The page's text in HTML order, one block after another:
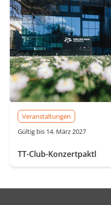
Veranstaltungen
Gültig bis 14. März 2027
TT-Club-Konzertpaktl